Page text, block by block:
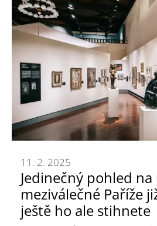
Jedinečný pohled
meziválečné Paříže
ještě ho ale stihnete
11. 2. 2025